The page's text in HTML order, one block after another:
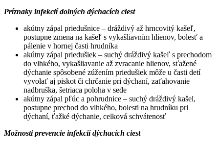
Príznaky infekcií dolných dýchacích ciest
akútny zápal priedušnice – dráždivý až hrncovitý kašeľ,
postupne zmena na kašeľ s vykašliavním hlienov, bolesť a
pálenie v hornej časti hrudníka
akútny zápal priedušiek – suchý dráždivý kašeľ s prechodom
do vlhkého, vykašliavanie až zvracanie hlienov, sťažené
dýchanie spôsobené zúžením priedušiek môže u časti detí
vyvolať aj piskot či chrčanie pri dýchaní, zaťahovanie
nadbruška, šetriaca poloha v sede
akútny zápal pľúc a pohrudnice – suchý dráždivý kašel,
postupne prechod do vlhkého, bolesti na hrudníku pri
dýchaní, ťažké dýchanie, celková schvátenosť
Možnosti prevencie infekcií dýchacích ciest